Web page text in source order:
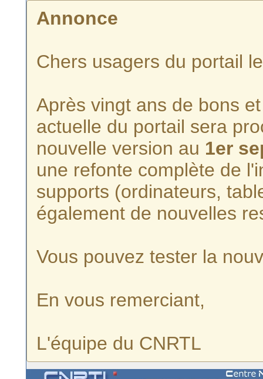
Annonce
Chers usagers du portail
Après vingt ans de bons
actuelle du portail sera
nouvelle version au 1er
une refonte complète de
supports (ordinateurs,
également de nouvelles
Vous pouvez tester la
En vous remerciant,
L'équipe du CNRTL